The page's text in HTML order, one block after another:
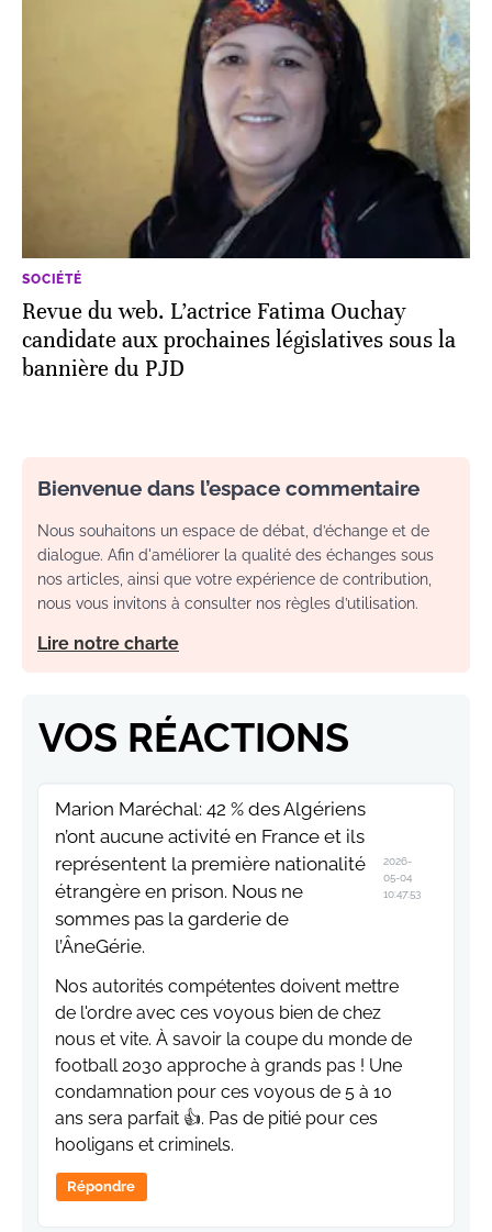
SOCIÉTÉ
Revue du web. L’actrice Fatima Ouchay
candidate aux prochaines législatives sous la
bannière du PJD
Bienvenue dans l’espace commentaire
Nous souhaitons un espace de débat, d’échange et de
dialogue. Afin d'améliorer la qualité des échanges sous
nos articles, ainsi que votre expérience de contribution,
nous vous invitons à consulter nos règles d’utilisation.
Lire notre charte
VOS RÉACTIONS
Marion Maréchal: 42 % des Algériens
n’ont aucune activité en France et ils
représentent la première nationalité
étrangère en prison. Nous ne
sommes pas la garderie de
l’ÂneGérie.
2026-
05-04
10:47:53
Nos autorités compétentes doivent mettre
de l'ordre avec ces voyous bien de chez
nous et vite. À savoir la coupe du monde de
football 2030 approche à grands pas ! Une
condamnation pour ces voyous de 5 à 10
ans sera parfait 👍. Pas de pitié pour ces
hooligans et criminels.
Répondre